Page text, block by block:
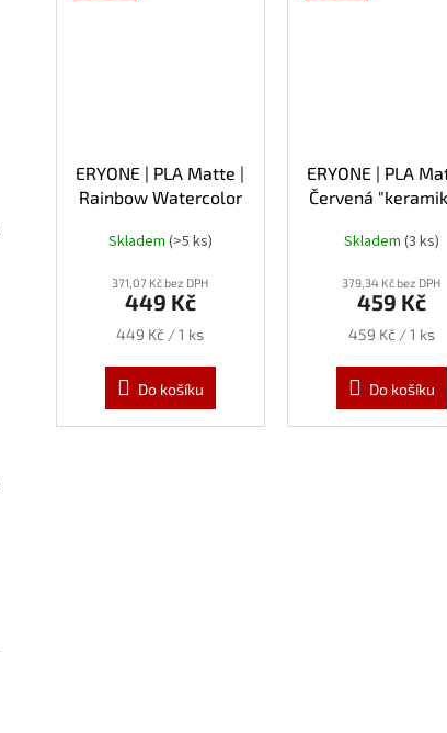
ERYONE | PLA Matte |
Rainbow Watercolor
Skladem (>5 ks)
371,07 Kč bez DPH
449 Kč
Měrná
449 Kč / 1 ks
Do košíku
ERYONE | PLA
Červená
Skladem (3 ks)
379,34 Kč bez DPH
459 Kč
Měrná
459 Kč / 1 ks
Do košíku